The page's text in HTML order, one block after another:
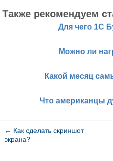
Также рекомендуем
Для чего 1С
Можно ли
Какой месяц
Что американцы
← Как сделать скриншот
экрана?